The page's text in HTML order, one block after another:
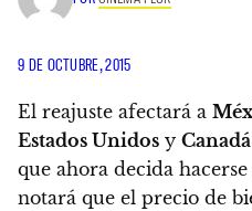
9 DE OCTUBRE, 2015
El reajuste afectará a
Estados Unidos y Canadá
que ahora decida
notará que el precio de